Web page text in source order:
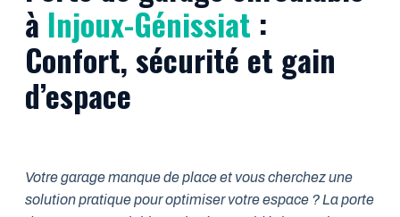
à Injoux-Génissiat :
Confort, sécurité et gain
d’espace
Votre garage manque de place et vous cherchez une
solution pratique pour optimiser votre espace ? La porte